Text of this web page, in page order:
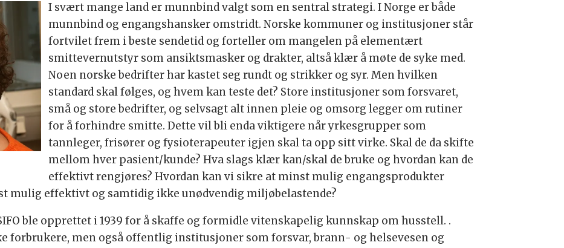
I svært mange land er munnbind valgt som en sentral strategi. I Norge er både
munnbind og engangshansker omstridt. Norske kommuner og institusjoner står
fortvilet frem i beste sendetid og forteller om mangelen på elementært
smittevernutstyr som ansiktsmasker og drakter, altså klær å møte de syke med.
Noen norske bedrifter har kastet seg rundt og strikker og syr. Men hvilken
standard skal følges, og hvem kan teste det? Store institusjoner som forsvaret,
små og store bedrifter, og selvsagt alt innen pleie og omsorg legger om rutiner
for å forhindre smitte. Dette vil bli enda viktigere når yrkesgrupper som
tannleger, frisører og fysioterapeuter igjen skal ta opp sitt virke. Skal de da skifte
mellom hver pasient/kunde? Hva slags klær kan/skal de bruke og hvordan kan de
effektivt rengjøres? Hvordan kan vi sikre at minst mulig engangsprodukter
mulig effektivt og samtidig ikke unødvendig miljøbelastende?
ble opprettet i 1939 for å skaffe og formidle vitenskapelig kunnskap om husstell. .
forbrukere, men også offentlig institusjoner som forsvar, brann- og helsevesen og